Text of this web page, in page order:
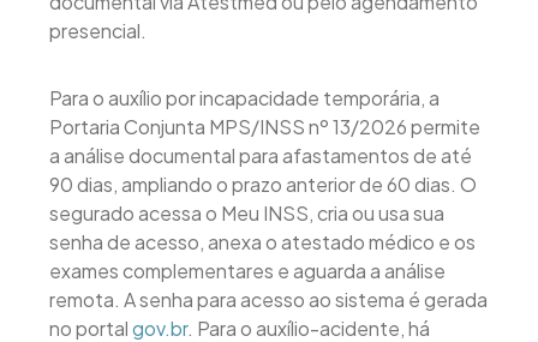
presencial.
Para o auxílio por incapacidade temporária, a
Portaria Conjunta MPS/INSS nº 13/2026 permite
a análise documental para afastamentos de até
90 dias, ampliando o prazo anterior de 60 dias. O
segurado acessa o Meu INSS, cria ou usa sua
senha de acesso, anexa o atestado médico e os
exames complementares e aguarda a análise
remota. A senha para acesso ao sistema é gerada
no portalgov.br. Para o auxílio-acidente, há